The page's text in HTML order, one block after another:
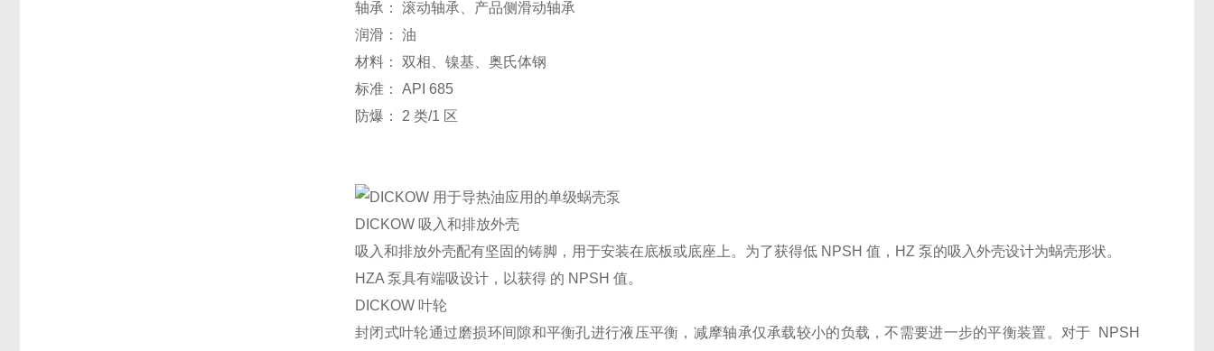
轴承： 滚动轴承、产品侧滑动轴承
润滑： 油
材料： 双相、镍基、奥氏体钢
标准： API 685
防爆： 2 类/1 区
DICKOW 吸入和排放外壳
吸入和排放外壳配有坚固的铸脚，用于安装在底板或底座上。为了获得低 NPSH 值，HZ 泵的吸入外壳设计为蜗壳形状。
HZA 泵具有端吸设计，以获得 的 NPSH 值。
DICKOW 叶轮
封闭式叶轮通过磨损环间隙和平衡孔进行液压平衡，减摩轴承仅承载较小的负载，不需要进一步的平衡装置。对于
NPSH